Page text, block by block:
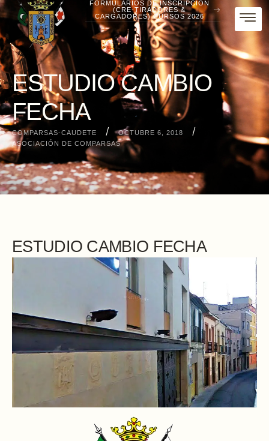
FORMULARIOS DE INSCRIPCIÓN
(CRE-TIRADORES &
CARGADORES) CURSOS 2026
ESTUDIO CAMBIO
FECHA
COMPARSAS-CAUDETE / OCTUBRE 6, 2018 /
ASOCIACIÓN DE COMPARSAS
ESTUDIO CAMBIO FECHA